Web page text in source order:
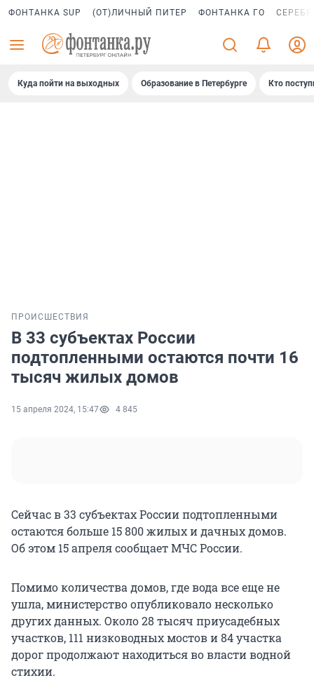
ФОНТАНКА SUP (ОТ)ЛИЧНЫЙ ПИТЕР ФОНТАНКА ГО
Куда пойти на выходных Образование в Петербурге Кто
ПРОИСШЕСТВИЯ
В 33 субъектах России
подтопленными остаются почти 16
тысяч жилых домов
15 апреля 2024, 15:47 4 845
Сейчас в 33 субъектах России подтопленными
остаются больше 15 800 жилых и дачных домов.
Об этом 15 апреля сообщает МЧС России.
Помимо количества домов, где вода все еще не
ушла, министерство опубликовало несколько
других данных. Около 28 тысяч приусадебных
участков, 111 низководных мостов и 84 участка
дорог продолжают находиться во власти водной
стихии.